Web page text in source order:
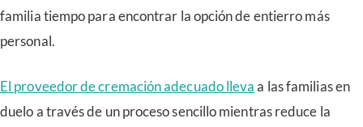
familia tiempo para encontrar la opción de entierro más
personal.
El proveedor de cremación adecuado llevaa las familias en
duelo a través de un proceso sencillo mientras reduce la